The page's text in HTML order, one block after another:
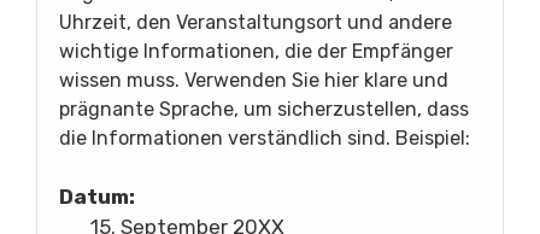
Uhrzeit, den Veranstaltungsort und andere
wichtige Informationen, die der Empfänger
wissen muss. Verwenden Sie hier klare und
prägnante Sprache, um sicherzustellen, dass
die Informationen verständlich sind. Beispiel:
Datum:
15. September 20XX